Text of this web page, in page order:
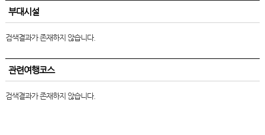
부대시설
검색결과가 존재하지 않습니다.
관련여행코스
검색결과가 존재하지 않습니다.